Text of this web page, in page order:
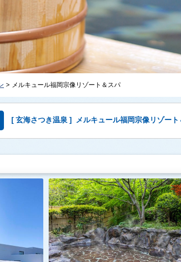
> メルキュール福岡宗像リゾート＆スパ
[ 玄海さつき温泉 ] メルキュール福岡宗像リゾート